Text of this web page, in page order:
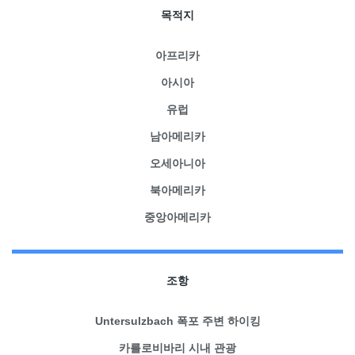
목적지
아프리카
아시아
유럽
남아메리카
오세아니아
북아메리카
중앙아메리카
조항
Untersulzbach 폭포 주변 하이킹
카를로비바리 시내 관광